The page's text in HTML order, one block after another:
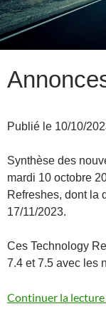
Publié le 10/10/
Synthèse des
mardi 10 octobre
Refreshes, dont la
17/11/2023.
Ces Technology
7.4 et 7.5 avec les
Continuer la lecture